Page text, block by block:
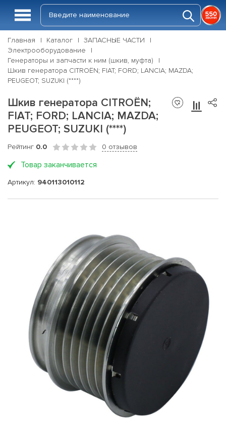
Главная Каталог
ЗАПАСНЫЕ ЧАСТИ
Электрооборудование
Генераторы и запчасти к ним (шкив, муфта)
Шкив генератора CITROËN; FIAT; FORD; LANCIA; MAZDA;
PEUGEOT; SUZUKI (****)
Шкив генератора CITROËN;
FIAT; FORD; LANCIA; MAZDA;
PEUGEOT; SUZUKI (****)
Рейтинг 0.0 0 отзывов
Товар заканчивается
Артикул: 940113010112